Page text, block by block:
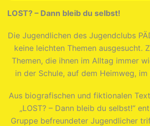
LOST? – Dann bleib du selbst!
Die Jugendlichen des Jugendclubs
keine leichten Themen ausgesucht.
Themen, die ihnen im Alltag immer
in der Schule, auf dem Heimweg, im
Aus biografischen und fiktionalen
„LOST? – Dann bleib du selbst!“
Gruppe befreundeter Jugendlicher